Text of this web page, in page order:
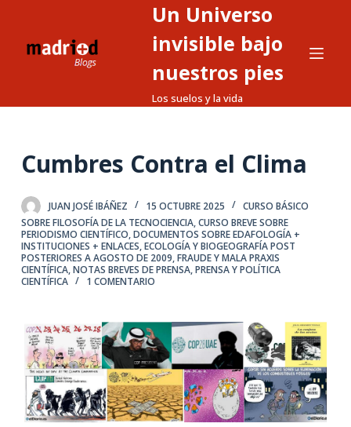
o
n
e
n
Un Universo
invisible bajo
nuestros pies
Los suelos y la vida
Cumbres Contra el Clima
JUAN JOSÉ IBÁÑEZ 15 OCTUBRE 2025
CURSO BÁSICO
SOBRE FILOSOFÍA DE LA TECNOCIENCIA,CURSO BREVE SOBRE
PERIODISMO CIENTÍFICO,DOCUMENTOS SOBRE EDAFOLOGÍA +
INSTITUCIONES + ENLACES,ECOLOGÍA Y BIOGEOGRAFÍA POST
POSTERIORES A AGOSTO DE 2009,FRAUDE Y MALA PRAXIS
CIENTÍFICA,NOTAS BREVES DE PRENSA,PRENSA Y POLÍTICA
CIENTÍFICA
1 COMENTARIO